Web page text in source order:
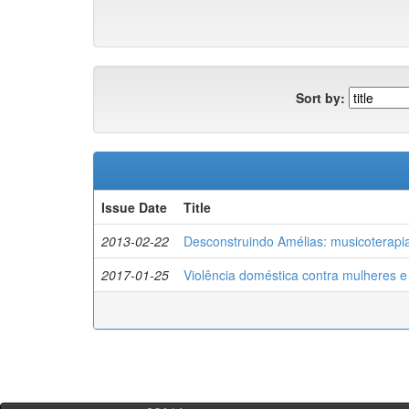
Sort by:
Issue Date
Title
2013-02-22
Desconstruindo Amélias:
2017-01-25
Violência doméstica contra mulheres